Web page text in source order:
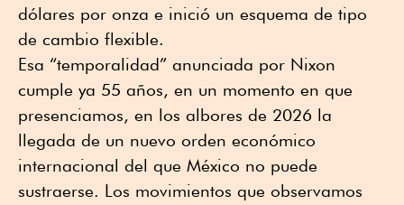
dólares por onza e inició un esquema de tipo
de cambio flexible.
Esa “temporalidad” anunciada por Nixon
cumple ya 55 años, en un momento en que
presenciamos, en los albores de 2026 la
llegada de un nuevo orden económico
internacional del que México no puede
sustraerse. Los movimientos que observamos